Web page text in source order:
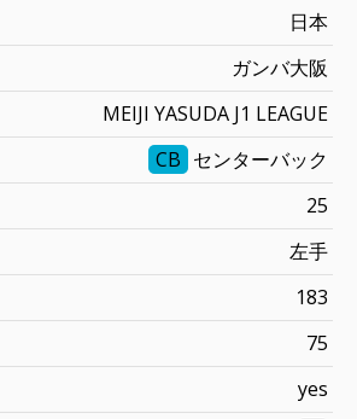
日本
ガンバ大阪
MEIJI YASUDA J1 LEAGUE
CB センターバック
25
左手
183
75
yes